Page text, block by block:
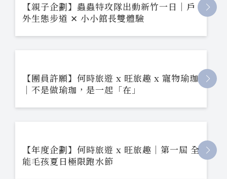
【親子企劃】蟲蟲特攻隊出動新竹一日｜戶
外生態步道 ✕ 小小館長雙體驗
【團員許願】何時旅遊 x 旺旅趣 x 寵物瑜珈
｜不是做瑜珈，是一起「在」
【年度企劃】何時旅遊 x 旺旅趣｜第一屆 全
能毛孩夏日極限跑水節